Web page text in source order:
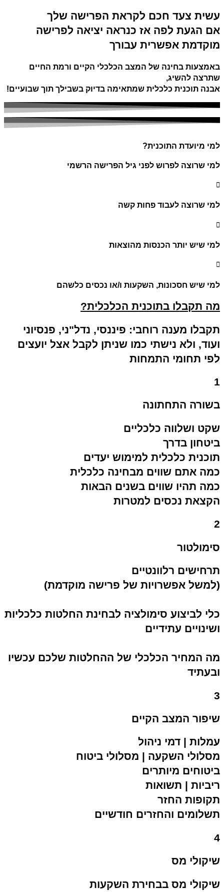
עשית צעד חכם לקראת הפרישה שלך
אם הגעת לפה אז כנראה יציאה לפרישה
מוקדמת אפשרית עבורך
באמצעות בחינה של המצב הכלכלי הקיים ורמת החיים
שתרצה להשיג,
אבנה תוכנית כלכלית שמתאימה בדיוק בשבילך תוך שבועיים!
למי מיועדת התוכנית?
למי שרוצה לפרוש לפני גיל הפרישה הרשמי
למי שרוצה לעבוד פחות קשה
למי שיש יותר הכנסות מהוצאות
למי שיש חסכונות, השקעות ו/או נכסים כלשהם
מה תקבלו בתוכנית הכלכלית?
תקבלו מענה רוחבי: פיננסי, נדל"ני, פנסיוני
ועוד, ולא נישתי כמו שניתן לקבל אצל יועצים
לפי תחומי התמחות
1
בשורה התחתונה
שקט ושלווה כלכליים
ביטחון בדרך
תוכנית כלכלית למימוש יעדים
כמה אתם שווים מבחינה כלכלית
כמה תהיו שווים בשנים הבאות
הקצאת נכסים למטרות
2
סימולטור
תרחישים רלוונטיים
(למשל אפשרויות של פרישה מוקדמת)
כלי לביצוע סימולציה לבחינת החלטות כלכליות
ושינויים עתידיים
מה המחיר הכלכלי של ההחלטות שלכם עכשיו
ובעתיד
3
שיפור המצב הקיים
עמלות | דמי ניהול
מסלולי השקעה | מסלולי ביטוח
ביטוחים מיותרים
ריביות | תשואות
תקופות החזר
תשלומים והחזרים חודשיים
4
שיקולי מס
שיקולי מס בבחירת השקעות